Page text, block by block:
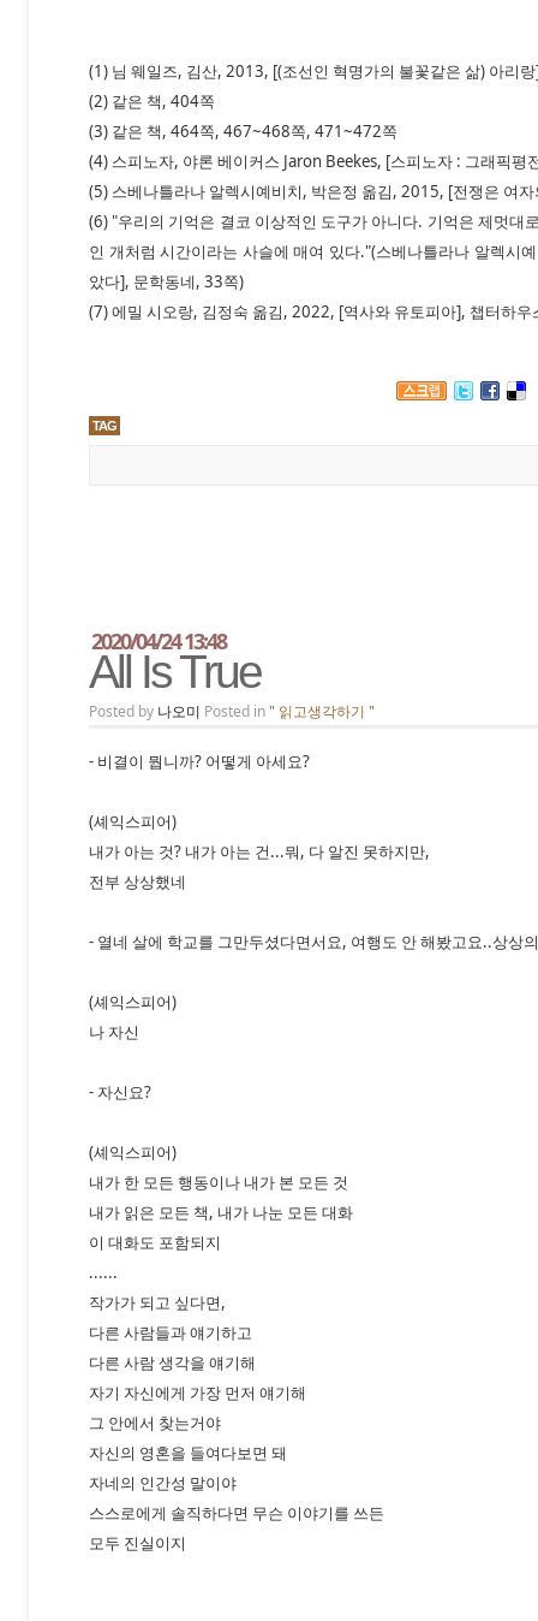
(1) 님 웨일즈, 김산, 2013, [(조선인 혁명가의 불꽃같은 삶) 아리
(2) 같은 책, 404쪽
(3) 같은 책, 464쪽, 467~468쪽, 471~472쪽
(4) 스피노자, 야론 베이커스 Jaron Beekes, [스피노자 : 그래픽
(5) 스베나틀라나 알렉시예비치, 박은정 옮김, 2015, [전쟁은 여
(6) "우리의 기억은 결코 이상적인 도구가 아니다. 기억은 제멋대
인 개처럼 시간이라는 사슬에 매여 있다."(스베나틀라나 알렉시
았다], 문학동네, 33쪽)
(7) 에밀 시오랑, 김정숙 옮김, 2022, [역사와 유토피아], 챕터하
TAG
All Is True
2020/04/24 13:48
Posted by 나오미 Posted in" 읽고생각하기 "
- 비결이 뭡니까? 어떻게 아세요?
(셰익스피어)
내가 아는 것? 내가 아는 건...뭐, 다 알진 못하지만,
전부 상상했네
- 열네 살에 학교를 그만두셨다면서요, 여행도 안 해봤고요..상상
(셰익스피어)
나 자신
- 자신요?
(셰익스피어)
내가 한 모든 행동이나 내가 본 모든 것
내가 읽은 모든 책, 내가 나눈 모든 대화
이 대화도 포함되지
......
작가가 되고 싶다면,
다른 사람들과 얘기하고
다른 사람 생각을 얘기해
자기 자신에게 가장 먼저 얘기해
그 안에서 찾는거야
자신의 영혼을 들여다보면 돼
자네의 인간성 말이야
스스로에게 솔직하다면 무슨 이야기를 쓰든
모두 진실이지